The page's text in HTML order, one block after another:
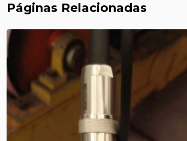
Páginas Relacionadas